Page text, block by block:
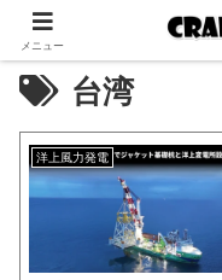
台湾
洋上風力発電
メニュー